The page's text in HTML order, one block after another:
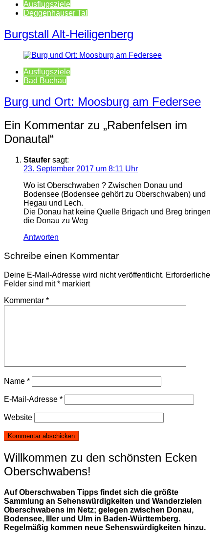
Ausflugsziele
Deggenhauser Tal
Burgstall Alt-Heiligenberg
Ausflugsziele
Bad Buchau
Burg und Ort: Moosburg am Federsee
Ein Kommentar zu „Rabenfelsen im
Donautal“
Staufer sagt:
23. September 2017 um 8:11 Uhr
Wo ist Oberschwaben ? Zwischen Donau und
Bodensee (Bodensee gehört zu Oberschwaben) und
Hegau und Lech.
Die Donau hat keine Quelle Brigach und Breg bringen
die Donau zu Weg
Antworten
Schreibe einen Kommentar
Deine E-Mail-Adresse wird nicht veröffentlicht. Erforderliche
Felder sind mit* markiert
Kommentar *
Name *
E-Mail-Adresse *
Website
Willkommen zu den schönsten Ecken
Oberschwabens!
Auf Oberschwaben Tipps findet sich die größte
Sammlung an Sehenswürdigkeiten und Wanderzielen
Oberschwabens im Netz; gelegen zwischen Donau,
Bodensee, Iller und Ulm in Baden-Württemberg.
Regelmäßig kommen neue Sehenswürdigkeiten hinzu.